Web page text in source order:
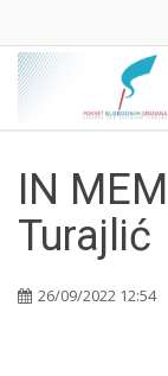
IN
Turajlić
26/09/2022 12:54